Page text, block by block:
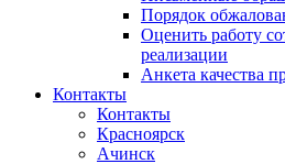
Порядок
Оценить работу
реализации
Анкета качества
Контакты
Контакты
Красноярск
Ачинск